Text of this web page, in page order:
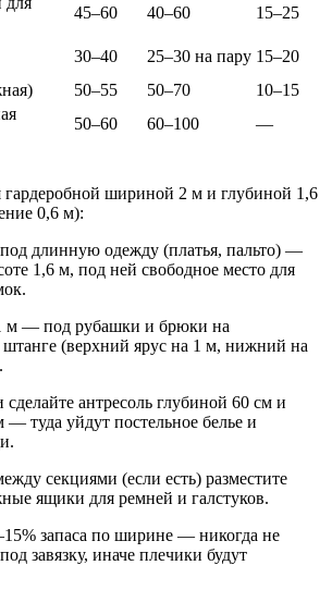
45–60 40–60
15–25
30–40 25–30 на пару 15–20
50–55 50–70
10–15
50–60 60–100 —
гардеробной шириной 2 м и глубиной 1,6
0,6 м):
длинную одежду (платья, пальто) —
1,6 м, под ней свободное место для
м — под рубашки и брюки на
штанге (верхний ярус на 1 м, нижний на
антресоль глубиной 60 см и
— туда уйдут постельное белье и
секциями (если есть) разместите
ящики для ремней и галстуков.
запаса по ширине — никогда не
завязку, иначе плечики будут